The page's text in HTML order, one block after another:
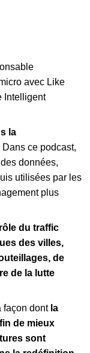
avec Like
Intelligent
la
Dans ce podcast,
données,
utilisées par les
plus
du traffic
des villes,
de
de la lutte
façon dont la
de mieux
sont